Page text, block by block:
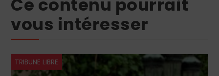
Ce contenu pourrait
vous intéresser
TRIBUNE LIBRE